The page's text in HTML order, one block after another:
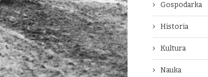
Gospodarka
Historia
Kultura
Nauka